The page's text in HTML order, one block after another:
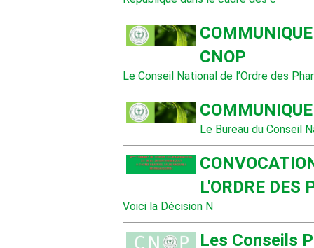
CNOP
Le Conseil National de l’Ordre des
Le Bureau du Conseil
L'ORDRE DES
Voici la Décision N
Les Conseils